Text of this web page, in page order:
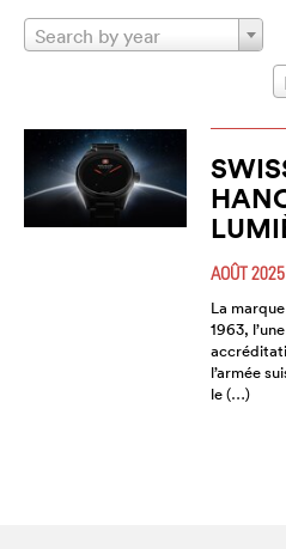
Search by year
AOÛT 2025
La
1963,
l’armée
le (…)